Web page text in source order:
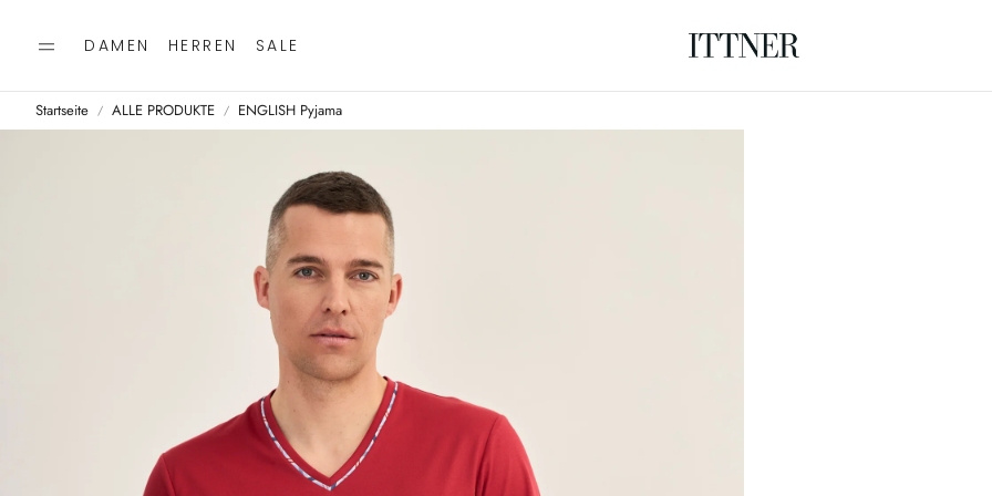
DAMEN HERREN SALE
Startseite ALLE PRODUKTE ENGLISH Pyjama